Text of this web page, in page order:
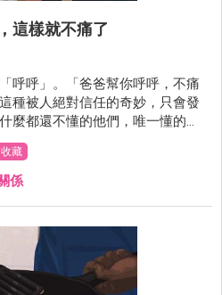
這樣就不痛了
呼呼」。「爸爸幫你呼呼，不痛
種被人絕對信任的奇妙，只會發
麼都還不懂的他們，唯一懂的，
傷時出現。
收藏
係